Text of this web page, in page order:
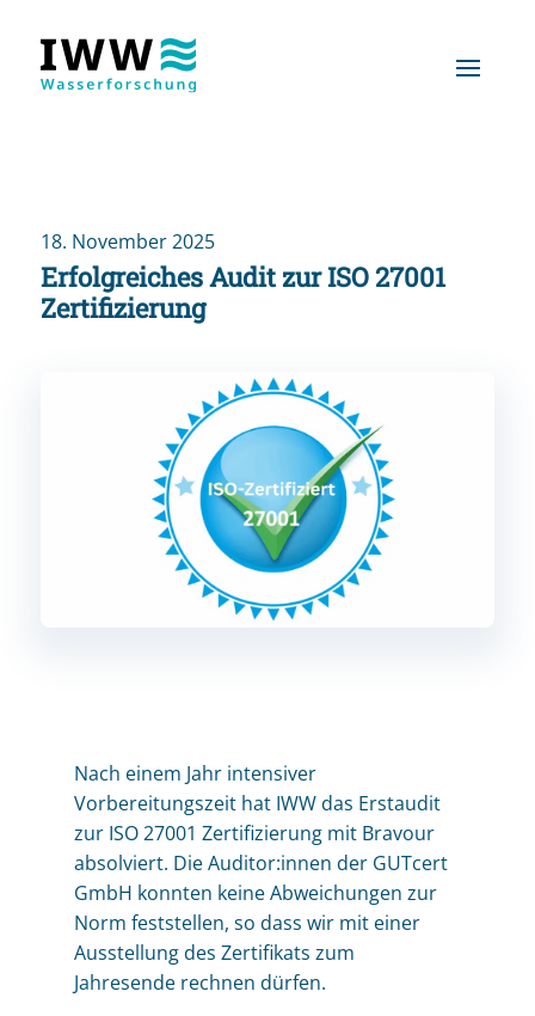
18. November 2025
Erfolgreiches Audit zur ISO 27001
Zertifizierung
Nach einem Jahr intensiver
Vorbereitungszeit hat IWW das Erstaudit
zur ISO 27001 Zertifizierung mit Bravour
absolviert. Die Auditor:innen der GUTcert
GmbH konnten keine Abweichungen zur
Norm feststellen, so dass wir mit einer
Ausstellung des Zertifikats zum
Jahresende rechnen dürfen.